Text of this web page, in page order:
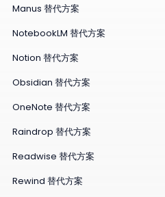
Manus 替代方案
NotebookLM 替代方案
Notion 替代方案
Obsidian 替代方案
OneNote 替代方案
Raindrop 替代方案
Readwise 替代方案
Rewind 替代方案